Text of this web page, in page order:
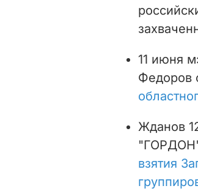
11 июня
Федоров
Жданов
взятия